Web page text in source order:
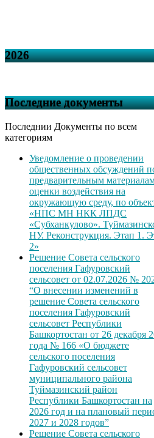
2026
Последние документы
Последнии Документы по всем
категориям
Уведомление о проведении
общественных обсуждений
предварительным
оценки воздействия на
окружающую среду, по
«НПС МН НКК ЛПДС
«Субханкулово».
НУ. Реконструкция. Этап 1.
2»
Решение Совета сельского
поселения Гафуровский
сельсовет от 02.07.2026 №
“О внесении изменений в
решение Совета сельского
поселения Гафуровский
сельсовет Республики
Башкортостан от 26 декабря
года № 166 «О бюджете
сельского поселения
Гафуровский сельсовет
муниципального района
Туймазинский район
Республики Башкортостан на
2026 год и на плановый
2027 и 2028 годов”
Решение Совета сельского